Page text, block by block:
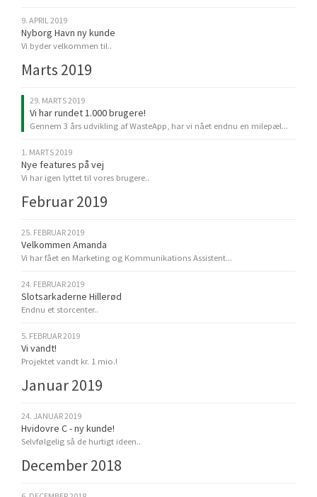
9. APRIL 2019
Nyborg Havn ny kunde
Vi byder velkommen til..
Marts 2019
29. MARTS 2019
Vi har rundet 1.000 brugere!
Gennem 3 års udvikling af WasteApp, har vi nået endnu en milepæl...
1. MARTS 2019
Nye features på vej
Vi har igen lyttet til vores brugere..
Februar 2019
25. FEBRUAR 2019
Velkommen Amanda
Vi har fået en Marketing og Kommunikations Assistent...
24. FEBRUAR 2019
Slotsarkaderne Hillerød
Endnu et storcenter..
5. FEBRUAR 2019
Vi vandt!
Projektet vandt kr. 1 mio.!
Januar 2019
24. JANUAR 2019
Hvidovre C - ny kunde!
Selvfølgelig så de hurtigt ideen..
December 2018